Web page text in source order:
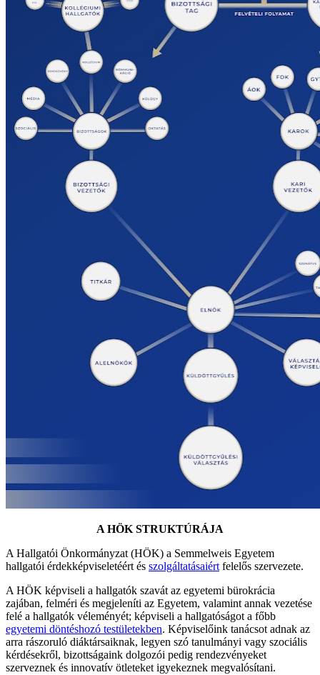
A HÖK STRUKTÚRÁJA
A Hallgatói Önkormányzat (HÖK) a Semmelweis Egyetem
hallgatói érdekképviseletéért és szolgáltatásaiértfelelős szervezete.
A HÖK képviseli a hallgatók szavát az egyetemi bürokrácia
zajában, felméri és megjeleníti az Egyetem, valamint annak vezetése
felé a hallgatók véleményét; képviseli a hallgatóságot a főbb
egyetemi döntéshozó testületekben. Képviselőink tanácsot adnak az
arra rászoruló diáktársaiknak, legyen szó tanulmányi vagy szociális
kérdésekről, bizottságaink dolgozói pedig rendezvényeket
szerveznek és innovatív ötleteket igyekeznek megvalósítani.